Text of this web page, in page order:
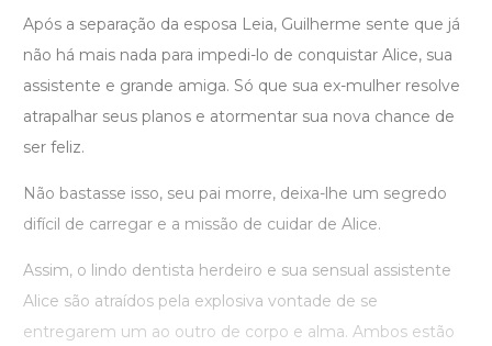
Após a separação da esposa Leia, Guilherme sente que já
não há mais nada para impedi-lo de conquistar Alice, sua
assistente e grande amiga. Só que sua ex-mulher resolve
atrapalhar seus planos e atormentar sua nova chance de
ser feliz.
Não bastasse isso, seu pai morre, deixa-lhe um segredo
difícil de carregar e a missão de cuidar de Alice.
Assim, o lindo dentista herdeiro e sua sensual assistente
Alice são atraídos pela explosiva vontade de se
entregarem um ao outro de corpo e alma. Ambos estão